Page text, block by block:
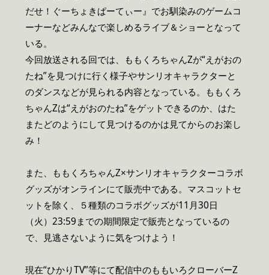
だせ！ぐーちょきぱーてぃー』でお馴染みのゲームコ
ーナーなどみんなで楽しめるライブ＆ショーとなって
いる。
今回放送される回では、ももくろちゃんZが“えがおの
たね”を見つけに行く様子やサンリオキャラクターと
のダンスなどが見られる内容となっている。ももくろ
ちゃんZは“えがおのたね”をゲットできるのか、はた
またどのようにして見つけるのかは見てからのお楽し
み！
また、ももくろちゃんZ×サンリオキャラクターコラボ
グッズがオンラインにて販売中である。マスコットセ
ットを除く、５種類のコラボグッズが11月30日
（火）23:59までの期間限定で販売となっているの
で、見逃さないように気をつけよう！
現在“ひかりTV”等にて配信中のももいろクローバーZ